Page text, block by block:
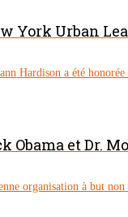
York Urban
Hardison a été honorée
Obama et Dr.
organisation à but